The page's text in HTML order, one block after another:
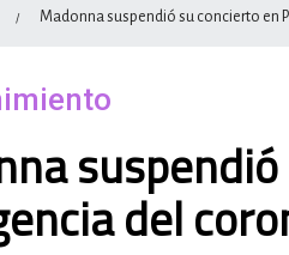
/ Madonna suspendió su concierto en
del